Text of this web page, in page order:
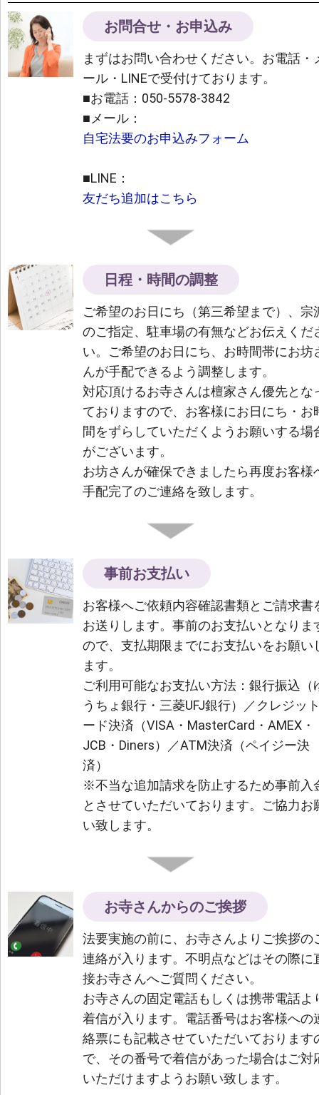
お問合せ・お申込み
まずはお問い合わせください。お電話・
ール・LINEで受付けております。
■お電話：050-5578-3842
■メール：
自宅法要のお申込みフォーム
■LINE：
友だち追加はこちら
日程・時間の調整
ご希望のお日にち（第三希望まで）、宗
のご指定、駐車場の有無などお伝えくだ
い。ご希望のお日にち、お時間帯にお坊
んが手配できるよう調整します。
対応頂けるお寺さんは檀家さん優先とな
ておりますので、お客様にお日にち・お
間をずらしていただくようお願いする場
がございます。
お坊さんが確保できましたら再度お客様
手配完了のご連絡を致します。
事前お支払い
お客様へご依頼内容確認書類とご請求書
お送りします。事前のお支払いとなりま
ので、支払期限までにお支払いをお願い
ます。
ご利用可能なお支払い方法：銀行振込（
うちょ銀行・三菱UFJ銀行）／クレジッ
ード決済（VISA・MasterCard・AMEX・
JCB・Diners）／ATM決済（ペイジー決
済）
※不当な追加請求を防止するため事前入
とさせていただいております。ご協力お
い致します。
お寺さんからのご挨拶
法要実施の前に、お寺さんよりご挨拶の
連絡が入ります。不明点などはその際に
接お寺さんへご質問ください。
お寺さんの固定電話もしくは携帯電話よ
着信が入ります。電話番号はお客様への
絡票にも記載させていただいております
で、その番号で着信があった場合はご対
いただけますようお願い致します。